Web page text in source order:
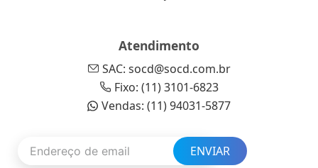
Atendimento
SAC: socd@socd.com.br
Fixo: (11) 3101-6823
Vendas: (11) 94031-5877
ENVIAR